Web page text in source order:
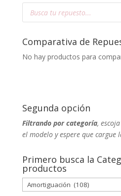
Búsqueda
Comparativa de
No hay productos para
Segunda opción
Filtrando por categoría,
el modelo y espere que cargue
Primero busca la
productos